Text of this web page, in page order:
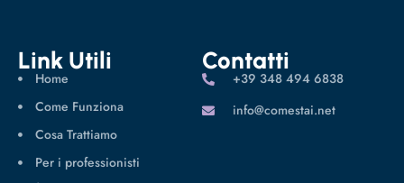
Link Utili
Home
Come Funziona
Cosa Trattiamo
Per i professionisti
Contatti
‪+39 348 494 6838
info@comestai.net